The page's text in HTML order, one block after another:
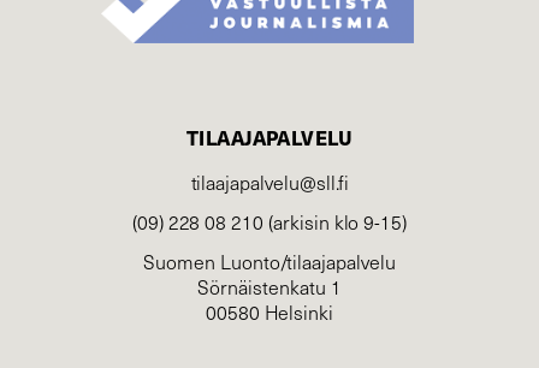
TILAAJAPALVELU
tilaajapalvelu@sll.fi
(09) 228 08 210 (arkisin klo 9-15)
Suomen Luonto/tilaajapalvelu
Sörnäistenkatu 1
00580 Helsinki